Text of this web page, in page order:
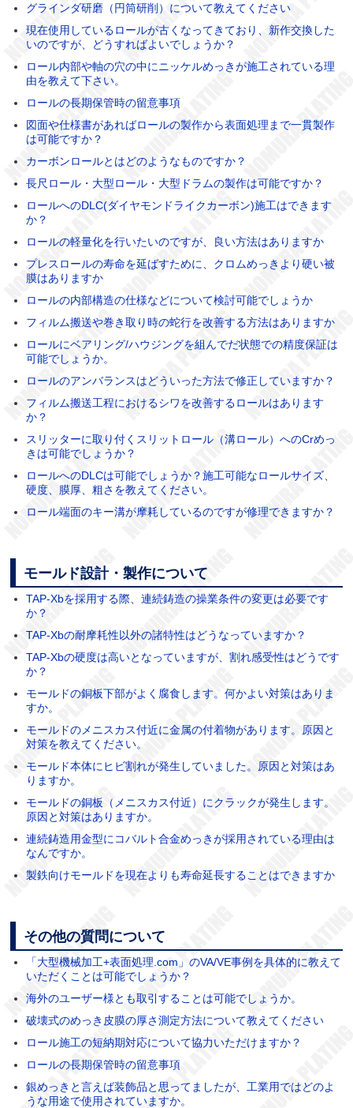
グラインダ研磨（円筒研削）について教えてください
現在使用しているロールが古くなってきており、新作交換した
いのですが、どうすればよいでしょうか？
ロール内部や軸の穴の中にニッケルめっきが施工されている理
由を教えて下さい。
ロールの長期保管時の留意事項
図面や仕様書があればロールの製作から表面処理まで一貫製作
は可能ですか？
カーボンロールとはどのようなものですか？
長尺ロール・大型ロール・大型ドラムの製作は可能ですか？
ロールへのDLC(ダイヤモンドライクカーボン)施工はできます
か？
ロールの軽量化を行いたいのですが、良い方法はありますか
プレスロールの寿命を延ばすために、クロムめっきより硬い被
膜はありますか
ロールの内部構造の仕様などについて検討可能でしょうか
フィルム搬送や巻き取り時の蛇行を改善する方法はありますか
ロールにベアリング/ハウジングを組んでだ状態での精度保証は
可能でしょうか。
ロールのアンバランスはどういった方法で修正していますか？
フィルム搬送工程におけるシワを改善するロールはあります
か？
スリッターに取り付くスリットロール（溝ロール）へのCrめっ
きは可能でしょうか？
ロールへのDLCは可能でしょうか？施工可能なロールサイズ、
硬度、膜厚、粗さを教えてください。
ロール端面のキー溝が摩耗しているのですが修理できますか？
モールド設計・製作について
TAP-Xbを採用する際、連続鋳造の操業条件の変更は必要です
か？
TAP-Xbの耐摩耗性以外の諸特性はどうなっていますか？
TAP-Xbの硬度は高いとなっていますが、割れ感受性はどうです
か？
モールドの銅板下部がよく腐食します。何かよい対策はありま
すか。
モールドのメニスカス付近に金属の付着物があります。原因と
対策を教えてください。
モールド本体にヒビ割れが発生していました。原因と対策はあ
りますか。
モールドの銅板（メニスカス付近）にクラックが発生します。
原因と対策はありますか。
連続鋳造用金型にコバルト合金めっきが採用されている理由は
なんですか。
製鉄向けモールドを現在よりも寿命延長することはできますか
その他の質問について
「大型機械加工+表面処理.com」のVA/VE事例を具体的に教えて
いただくことは可能でしょうか？
海外のユーザー様とも取引することは可能でしょうか。
破壊式のめっき皮膜の厚さ測定方法について教えてください
ロール施工の短納期対応について協力いただけますか？
ロールの長期保管時の留意事項
銀めっきと言えば装飾品と思ってましたが、工業用ではどのよ
うな用途で使用されていますか。